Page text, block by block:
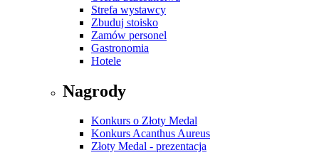
Strefa wystawcy
Zbuduj stoisko
Zamów personel
Gastronomia
Hotele
Nagrody
Konkurs o Złoty Medal
Konkurs Acanthus Aureus
Złoty Medal - prezentacja